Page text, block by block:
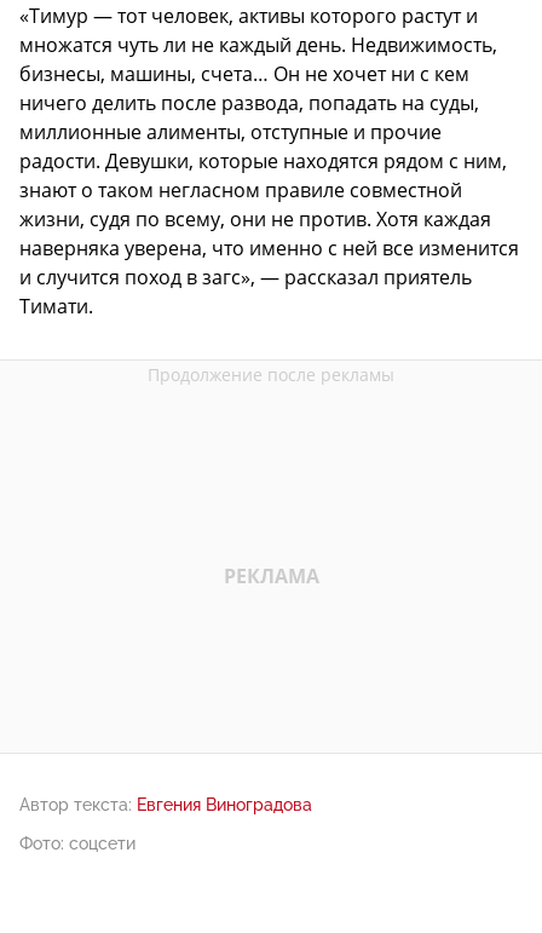
«Тимур — тот человек, активы которого растут и
множатся чуть ли не каждый день. Недвижимость,
бизнесы, машины, счета… Он не хочет ни с кем
ничего делить после развода, попадать на суды,
миллионные алименты, отступные и прочие
радости. Девушки, которые находятся рядом с ним,
знают о таком негласном правиле совместной
жизни, судя по всему, они не против. Хотя каждая
наверняка уверена, что именно с ней все изменится
и случится поход в загс», — рассказал приятель
Тимати.
Автор текста: Евгения Виноградова
Фото: соцсети